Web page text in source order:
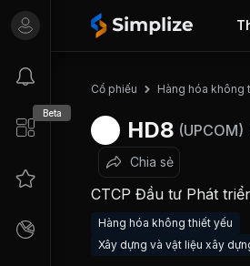
Beta
Cổ phiếu Hàng hóa không
HD8 (UPCOM)
Chia sẻ
CTCP Đầu tư Phát
Hàng hóa không thiết yếu
Xây dựng và vật liệu xây